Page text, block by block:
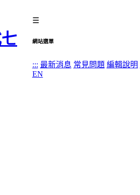
☰
網站選單
::: 最新消息 常見問題 編輯說明
EN